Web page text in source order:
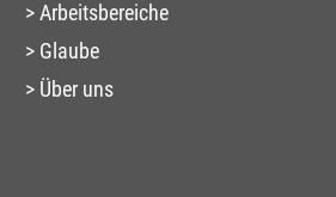
Arbeitsbereiche
Glaube
Über uns